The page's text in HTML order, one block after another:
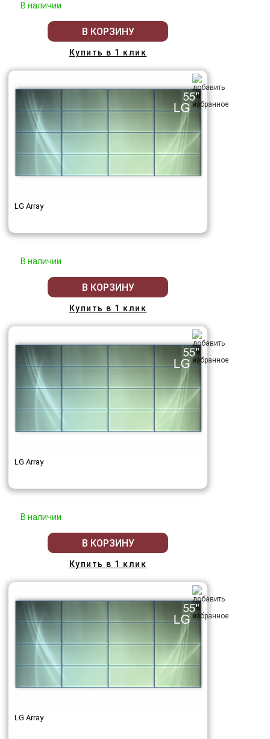
В наличии
В КОРЗИНУ
Купить в 1 клик
LG Array
В наличии
В КОРЗИНУ
Купить в 1 клик
LG Array
В наличии
В КОРЗИНУ
Купить в 1 клик
LG Array